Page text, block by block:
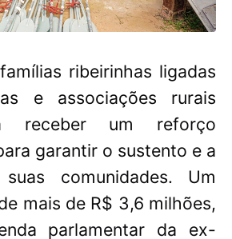
ribeirinhas ligadas
e associações rurais
receber um reforço
garantir o sustento e a
comunidades. Um
mais de R$ 3,6 milhões,
parlamentar da ex-